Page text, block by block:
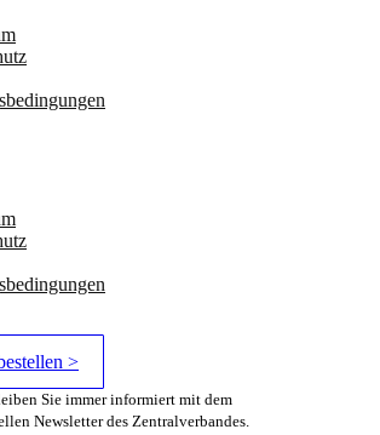
>
Sie immer informiert mit dem
Newsletter des Zentralverbandes.